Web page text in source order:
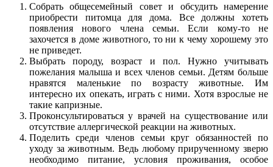
Собрать общесемейный совет и обсудить намерение
приобрести питомца для дома. Все должны хотеть
появления нового члена семьи. Если кому-то не
захочется в доме животного, то ни к чему хорошему это
не приведет.
Выбрать породу, возраст и пол. Нужно учитывать
пожелания малыша и всех членов семьи. Детям больше
нравятся маленькие по возрасту животные. Им
интересно их опекать, играть с ними. Хотя взрослые не
такие капризные.
Проконсультироваться у врачей на существование или
отсутствие аллергической реакции на животных.
Поделить среди членов семьи круг обязанностей по
уходу за животным. Ведь любому прирученному зверю
необходимо питание, условия проживания, особое